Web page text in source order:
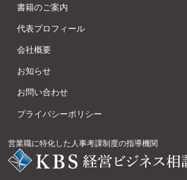
書籍のご案内
代表プロフィール
会社概要
お知らせ
お問い合わせ
プライバシーポリシー
営業職に特化した人事考課制度の指導機関